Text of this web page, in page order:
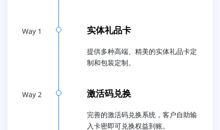
Way 1 实体礼品卡
提供多种高端、精美的实体礼品卡定
制和包装定制。
Way 2 激活码兑换
完善的激活码兑换系统，客户自助输
入卡密即可兑换权益到账。